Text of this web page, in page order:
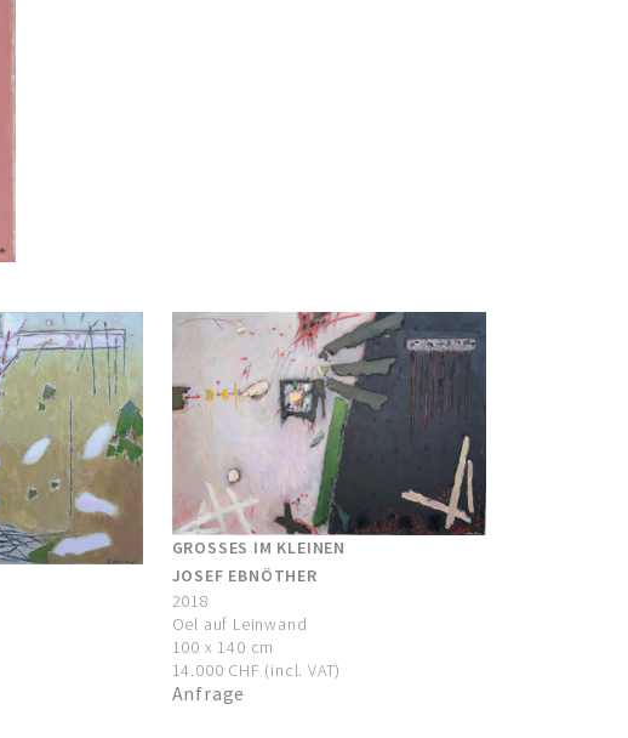
GROSSES IM KLEINEN
JOSEF EBNÖTHER
2018
Oel auf Leinwand
100 x 140 cm
14.000 CHF (incl. VAT)
Anfrage